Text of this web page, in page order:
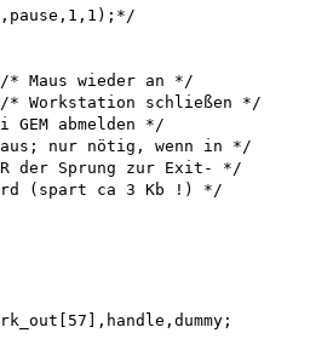
* Maus wieder an */
* Workstation schließen */
GEM abmelden */
nur nötig, wenn in */
der Sprung zur Exit- */
(spart ca 3 Kb !) */